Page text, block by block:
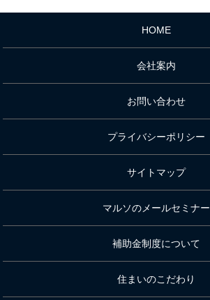
HOME
会社案内
お問い合わせ
プライバシーポリシー
サイトマップ
マルソのメールセミナー
補助金制度について
住まいのこだわり